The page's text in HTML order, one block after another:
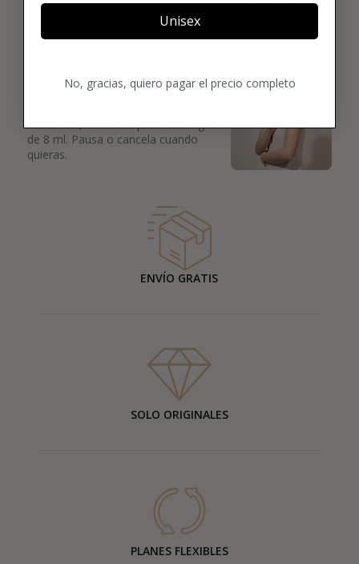
03
DESCUBRE ALGO NUEVO
Cada mes, un nuevo perfume original
de 8 ml. Pausa o cancela cuando
quieras.
ENVÍO GRATIS
SOLO ORIGINALES
PLANES FLEXIBLES
Unisex
No, gracias, quiero pagar el precio completo